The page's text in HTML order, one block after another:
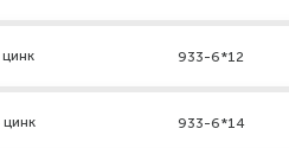
933-6*12
933-6*14